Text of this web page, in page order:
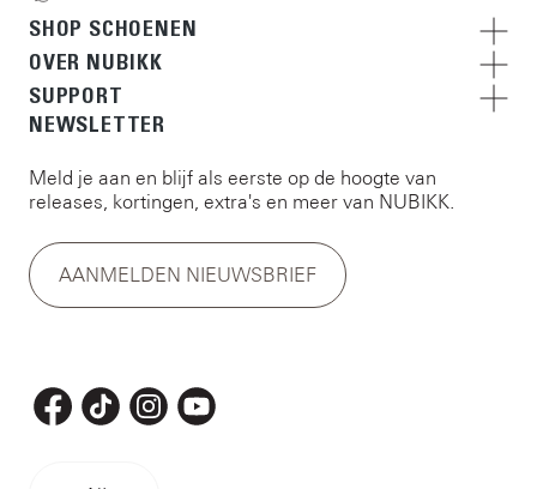
SHOP SCHOENEN
OVER NUBIKK
SUPPORT
NEWSLETTER
Meld je aan en blijf als eerste op de hoogte van
releases, kortingen, extra's en meer van NUBIKK.
AANMELDEN NIEUWSBRIEF